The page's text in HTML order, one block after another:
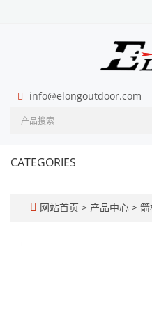
info@elongoutdoor.com
CATEGORIES
网站首页 > 产品中心 >